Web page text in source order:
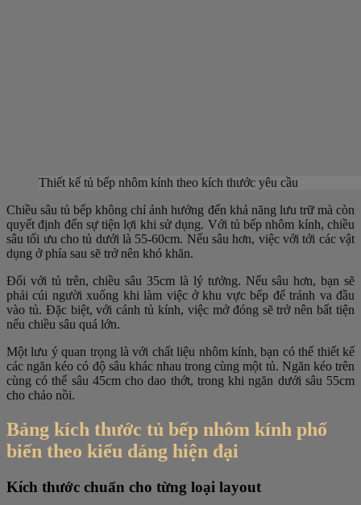
Thiết kế tủ bếp nhôm kính theo kích thước yêu cầu
Chiều sâu tủ bếp không chỉ ảnh hưởng đến khả năng lưu trữ mà còn
quyết định đến sự tiện lợi khi sử dụng. Với tủ bếp nhôm kính, chiều
sâu tối ưu cho tủ dưới là 55-60cm. Nếu sâu hơn, việc với tới các vật
dụng ở phía sau sẽ trở nên khó khăn.
Đối với tủ trên, chiều sâu 35cm là lý tưởng. Nếu sâu hơn, bạn sẽ
phải cúi người xuống khi làm việc ở khu vực bếp để tránh va đầu
vào tủ. Đặc biệt, với cánh tủ kính, việc mở đóng sẽ trở nên bất tiện
nếu chiều sâu quá lớn.
Một lưu ý quan trọng là với chất liệu nhôm kính, bạn có thể thiết kế
các ngăn kéo có độ sâu khác nhau trong cùng một tủ. Ngăn kéo trên
cùng có thể sâu 45cm cho dao thớt, trong khi ngăn dưới sâu 55cm
cho chảo nồi.
Bảng kích thước tủ bếp nhôm kính phổ
biến theo kiểu dáng hiện đại
Kích thước chuẩn cho từng loại layout